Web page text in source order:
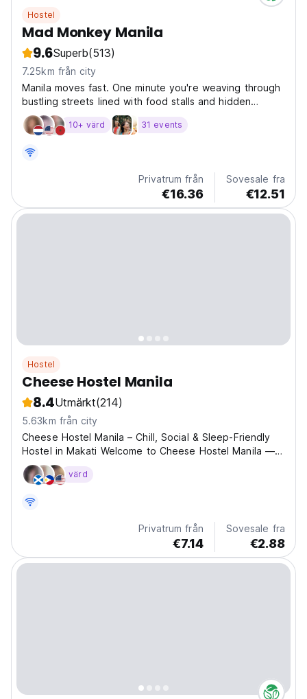
Hostel
Mad Monkey Manila
9.6Superb(513)
7.25km från city
Manila moves fast. One minute you're weaving through
bustling streets lined with food stalls and hidden
cocktail bars, the next you're watching the city lights
from a rooftop with a drink in hand and a whole new
10+ värd 31 events
Privatrum från
€16.36
Sovesale fra
€12.51
Hostel
Cheese Hostel Manila
8.4Utmärkt(214)
5.63km från city
Cheese Hostel Manila – Chill, Social & Sleep-Friendly
Hostel in Makati Welcome to Cheese Hostel Manila — a
relaxed backpacker hostel in the heart of Makati City,
perfect for travelers looking for comfort, community,
värd
Privatrum från
€7.14
Sovesale fra
€2.88